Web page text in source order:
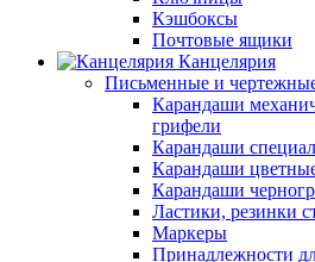
Кэшбоксы
Почтовые ящики
Канцелярия
Письменные и
Карандаши
грифели
Карандаши
Карандаши
Карандаши
Ластики, резинки
Маркеры
Принадлежности